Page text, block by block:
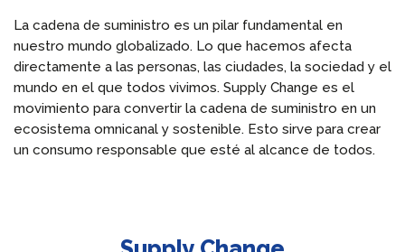
La cadena de suministro es un pilar fundamental en
nuestro mundo globalizado. Lo que hacemos afecta
directamente a las personas, las ciudades, la sociedad y el
mundo en el que todos vivimos. Supply Change es el
movimiento para convertir la cadena de suministro en un
ecosistema omnicanal y sostenible. Esto sirve para crear
un consumo responsable que esté al alcance de todos.